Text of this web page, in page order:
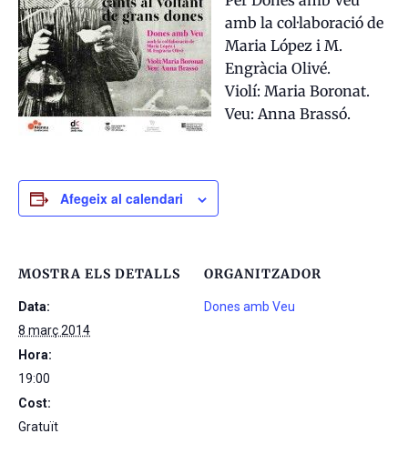
amb la col·laboració de
Maria López i M.
Engràcia Olivé.
Violí: Maria Boronat.
Veu: Anna Brassó.
Afegeix al calendari
MOSTRA ELS DETALLS
Data:
8 març 2014
Hora:
19:00
Cost:
Gratuït
ORGANITZADOR
Dones amb Veu